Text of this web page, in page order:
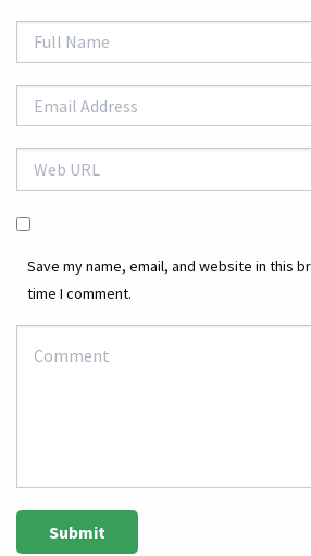
Save my name, email, and website in this
time I comment.